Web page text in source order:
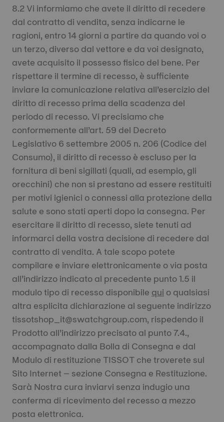
8.2 Vi informiamo che avete il diritto di recedere
dal contratto di vendita, senza indicarne le
ragioni, entro 14 giorni a partire da quando voi o
un terzo, diverso dal vettore e da voi designato,
avete acquisito il possesso fisico del bene. Per
rispettare il termine di recesso, è sufficiente
inviare la comunicazione relativa all’esercizio del
diritto di recesso prima della scadenza del
periodo di recesso. Vi precisiamo che
conformemente all’art. 59 del Decreto
Legislativo 6 settembre 2005 n. 206 (Codice del
Consumo), il diritto di recesso è escluso per la
fornitura di beni sigillati (quali, ad esempio, gli
orecchini) che non si prestano ad essere restituiti
per motivi igienici o connessi alla protezione della
salute e sono stati aperti dopo la consegna. Per
esercitare il diritto di recesso, siete tenuti ad
informarci della vostra decisione di recedere dal
contratto di vendita. A tale scopo potete
compilare e inviare elettronicamente o via posta
all’indirizzo indicato al precedente punto 1.5 il
modulo tipo di recesso disponibilequio qualsiasi
altra esplicita dichiarazione al seguente indirizzo
tissotshop_it@swatchgroup.com, rispedendo il
Prodotto all’indirizzo precisato al punto 7.4.,
accompagnato dalla Bolla di Consegna e dal
Modulo di restituzione TISSOT che troverete sul
Sito Internet – sezione Consegna e Restituzione.
Sarà Nostra cura inviarvi senza indugio una
conferma di ricevimento del recesso a mezzo
posta elettronica.